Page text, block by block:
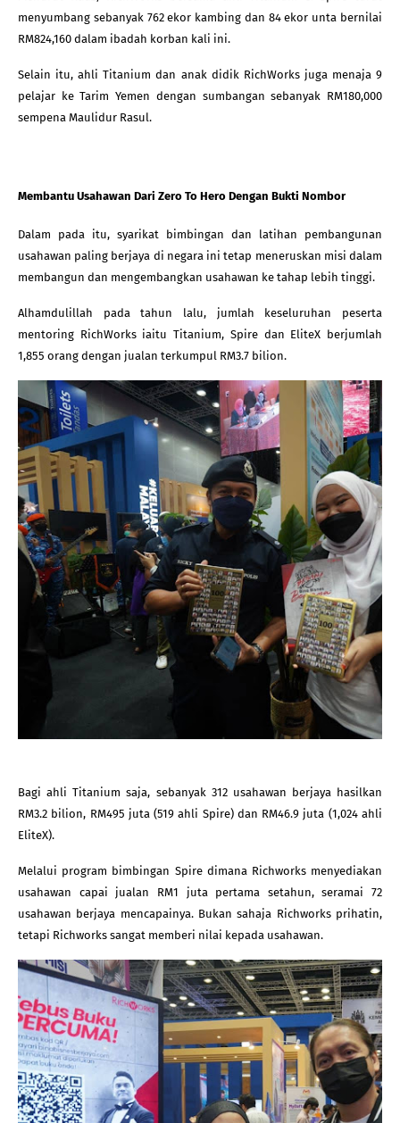
menyumbang sebanyak 762 ekor kambing dan 84 ekor unta bernilai
RM824,160 dalam ibadah korban kali ini.
Selain itu, ahli Titanium dan anak didik RichWorks juga menaja 9
pelajar ke Tarim Yemen dengan sumbangan sebanyak RM180,000
sempena Maulidur Rasul.
Membantu Usahawan Dari Zero To Hero Dengan Bukti Nombor
Dalam pada itu, syarikat bimbingan dan latihan pembangunan
usahawan paling berjaya di negara ini tetap meneruskan misi dalam
membangun dan mengembangkan usahawan ke tahap lebih tinggi.
Alhamdulillah pada tahun lalu, jumlah keseluruhan peserta
mentoring RichWorks iaitu Titanium, Spire dan EliteX berjumlah
1,855 orang dengan jualan terkumpul RM3.7 bilion.
Bagi ahli Titanium saja, sebanyak 312 usahawan berjaya hasilkan
RM3.2 bilion, RM495 juta (519 ahli Spire) dan RM46.9 juta (1,024 ahli
EliteX).
Melalui program bimbingan Spire dimana Richworks menyediakan
usahawan capai jualan RM1 juta pertama setahun, seramai 72
usahawan berjaya mencapainya. Bukan sahaja Richworks prihatin,
tetapi Richworks sangat memberi nilai kepada usahawan.